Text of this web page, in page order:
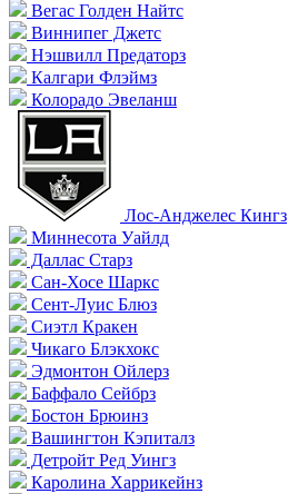
Вегас Голден Найтс
Виннипег Джетс
Нэшвилл Предаторз
Калгари Флэймз
Колорадо Эвеланш
Лос-Анджелес Кингз
Миннесота Уайлд
Даллас Старз
Сан-Хосе Шаркс
Сент-Луис Блюз
Сиэтл Кракен
Чикаго Блэкхокс
Эдмонтон Ойлерз
Баффало Сейбрз
Бостон Брюинз
Вашингтон Кэпиталз
Детройт Ред Уингз
Каролина Харрикейнз